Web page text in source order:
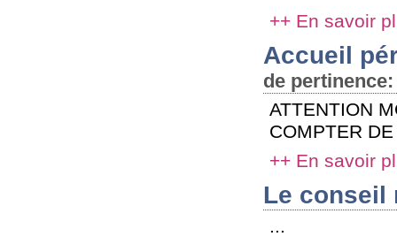
++ En savoir
Accueil
de pertinence:
ATTENTION
COMPTER
++ En savoir
Le
...